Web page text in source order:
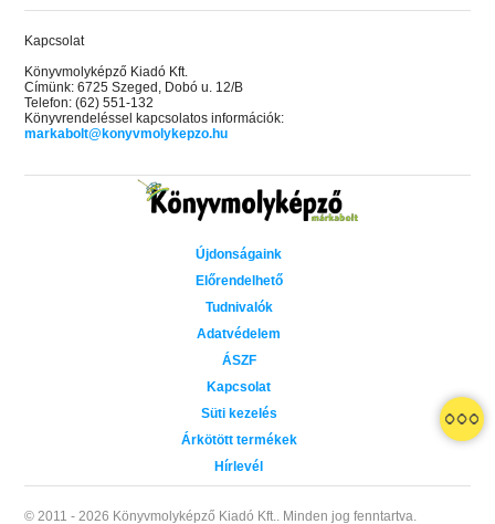
Kapcsolat
Könyvmolyképző Kiadó Kft.
Címünk: 6725 Szeged, Dobó u. 12/B
Telefon: (62) 551-132
Könyvrendeléssel kapcsolatos információk:
markabolt@konyvmolykepzo.hu
Újdonságaink
Előrendelhető
Tudnivalók
Adatvédelem
ÁSZF
Kapcsolat
Süti kezelés
Árkötött termékek
Hírlevél
© 2011 - 2026 Könyvmolyképző Kiadó Kft.. Minden jog fenntartva.